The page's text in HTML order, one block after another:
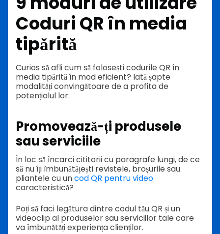
Coduri QR în media
tipărită
Curios să afli cum să folosești codurile QR în
media tipărită în mod eficient? Iată șapte
modalități convingătoare de a profita de
potențialul lor:
Promovează-ți produsele
sau serviciile
În loc să încarci cititorii cu paragrafe lungi, de ce
să nu îți îmbunătățești revistele, broșurile sau
pliantele cu uncod QR pentru video
caracteristică?
Poți să faci legătura dintre codul tău QR și un
videoclip al produselor sau serviciilor tale care
va îmbunătăți experiența clienților.